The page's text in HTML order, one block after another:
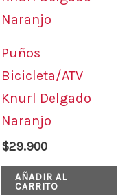
Puños
Bicicleta/ATV
Knurl Delgado
Naranjo
$29.900
AÑADIR AL
CARRITO